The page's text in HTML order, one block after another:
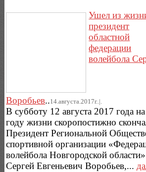
Ушел из
президент
областной
федерации
волейбола
Воробьев..14.августа.2017г..|.
В субботу 12 августа 2017 года
году жизни скоропостижно
Президент Региональной
спортивной организации
волейбола Новгородской области»
Сергей Евгеньевич Воробьев,...